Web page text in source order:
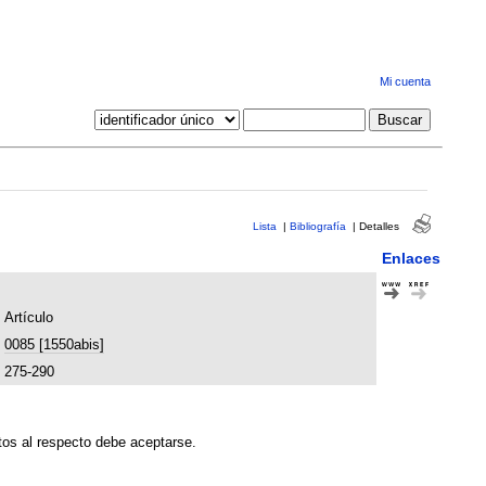
Mi cuenta
Lista | Bibliografía | Detalles
Enlaces
Artículo
0085 [1550abis]
275-290
al respecto debe aceptarse.